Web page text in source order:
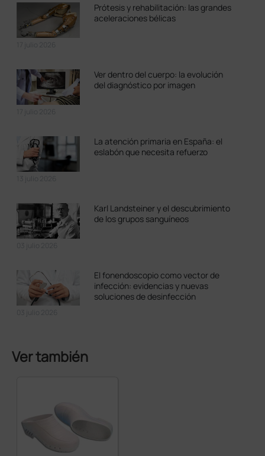
Prótesis y rehabilitación: las grandes
aceleraciones bélicas
Ver dentro del cuerpo: la evolución
del diagnóstico por imagen
La atención primaria en España: el
eslabón que necesita refuerzo
Karl Landsteiner y el descubrimiento
de los grupos sanguíneos
El fonendoscopio como vector de
infección: evidencias y nuevas
soluciones de desinfección
Ver también